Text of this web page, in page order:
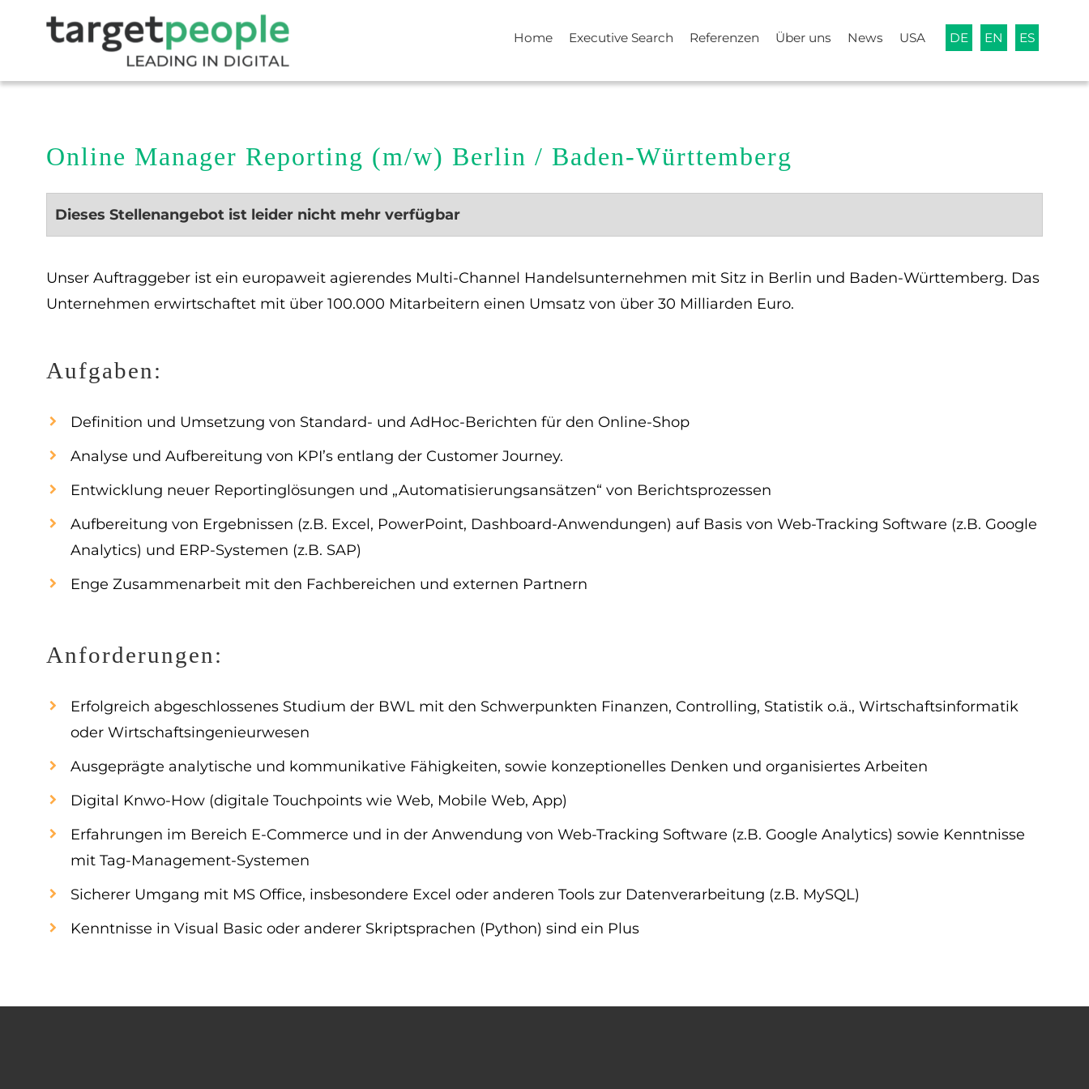
Home Executive Search Referenzen Über uns News USA DE EN ES
Online Manager Reporting (m/w) Berlin / Baden-Württemberg
Dieses Stellenangebot ist leider nicht mehr verfügbar
Unser Auftraggeber ist ein europaweit agierendes Multi-Channel Handelsunternehmen mit Sitz in Berlin und Baden-Württemberg. Das
Unternehmen erwirtschaftet mit über 100.000 Mitarbeitern einen Umsatz von über 30 Milliarden Euro.
Aufgaben:
Definition und Umsetzung von Standard- und AdHoc-Berichten für den Online-Shop
Analyse und Aufbereitung von KPI’s entlang der Customer Journey.
Entwicklung neuer Reportinglösungen und „Automatisierungsansätzen“ von Berichtsprozessen
Aufbereitung von Ergebnissen (z.B. Excel, PowerPoint, Dashboard-Anwendungen) auf Basis von Web-Tracking Software (z.B. Google
Analytics) und ERP-Systemen (z.B. SAP)
Enge Zusammenarbeit mit den Fachbereichen und externen Partnern
Anforderungen:
Erfolgreich abgeschlossenes Studium der BWL mit den Schwerpunkten Finanzen, Controlling, Statistik o.ä., Wirtschaftsinformatik
oder Wirtschaftsingenieurwesen
Ausgeprägte analytische und kommunikative Fähigkeiten, sowie konzeptionelles Denken und organisiertes Arbeiten
Digital Knwo-How (digitale Touchpoints wie Web, Mobile Web, App)
Erfahrungen im Bereich E-Commerce und in der Anwendung von Web-Tracking Software (z.B. Google Analytics) sowie Kenntnisse
mit Tag-Management-Systemen
Sicherer Umgang mit MS Office, insbesondere Excel oder anderen Tools zur Datenverarbeitung (z.B. MySQL)
Kenntnisse in Visual Basic oder anderer Skriptsprachen (Python) sind ein Plus